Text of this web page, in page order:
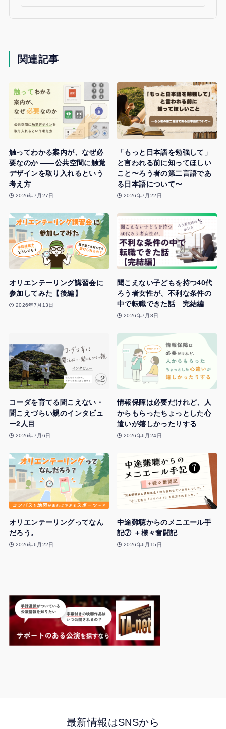
関連記事
触ってわかる案内が、なぜ必
要なのか ——公共空間に触覚
デザインを取り入れるという
考え方
2026年7月27日
「もっと日本語を勉強して」
と言われる前に知ってほしい
こと〜ろう者の第二言語であ
る日本語について〜
2026年7月22日
オリエンテーリング講習会に
参加してみた【後編】
2026年7月13日
聞こえない子どもを持つ40代
ろう者女性が、不利な条件の
中で転職できた話 完結編
2026年7月8日
コーダを育てる聞こえない・
聞こえづらい親のインタビュ
ー2人目
2026年7月6日
情報保障は必要だけれど、人
からもらったちょっとした心
遣いが嬉しかったりする
2026年6月24日
オリエンテーリングってなん
だろう。
2026年6月22日
中途難聴からのメニエール手
記⑦ ＋様々奮闘記
2026年6月15日
最新情報はSNSから